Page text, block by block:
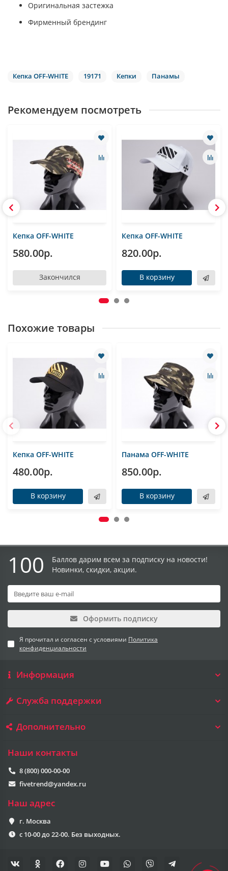
Оригинальная застежка
Фирменный брендинг
Кепка OFF-WHITE 19171 Кепки Панамы
Рекомендуем посмотреть
Кепка OFF-WHITE
580.00р.
Закончился
Кепка OFF-WHITE
820.00р.
В корзину
Похожие товары
Кепка OFF-WHITE
480.00р.
В корзину
Панама OFF-WHITE
850.00р.
В корзину
100
Баллов дарим всем за подписку на новости!
Новинки, скидки, акции.
Оформить подписку
Я прочитал и согласен с условиями Политика
конфиденциальности
Информация
Служба поддержки
Дополнительно
Наши контакты
8 (800) 000-00-00
fivetrend@yandex.ru
Наш адрес
г. Москва
с 10-00 до 22-00. Без выходных.